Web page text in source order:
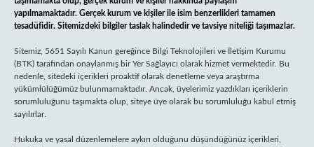
yapılmamaktadır. Gerçek kurum ve kişiler ile isim benzerlikleri tamamen
tesadüfidir. Sitemizdeki bilgiler taslak halindedir ve tavsiye niteliği taşımazlar.
Sitemiz, 5651 Sayılı Kanun gereğince Bilgi Teknolojileri ve İletişim Kurumu
(BTK) tarafından onaylanmış bir Yer Sağlayıcı olarak hizmet vermektedir. Bu
nedenle, sitedeki içerikleri proaktif olarak denetleme veya araştırma
yükümlülüğümüz bulunmamaktadır. Ancak, üyelerimiz yazdıkları içeriklerin
sorumluluğunu taşımakta olup, siteye üye olarak bu sorumluluğu kabul etmiş
sayılırlar.
Hukuka ve yasal düzenlemelere aykırı olduğunu düşündüğünüz içerikleri,